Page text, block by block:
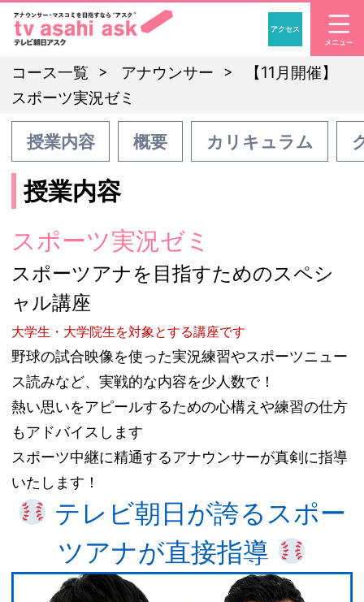
「アナウンサー・マ
アクセス
コース一覧 アナウンサー
【11月開催】
スポーツ実況ゼミ
授業内容 概要 カリキュラム
授業内容
スポーツ実況ゼミ
スポーツアナを目指すためのスペシ
ャル講座
大学生・大学院生を対象とする講座です
野球の試合映像を使った実況練習やスポーツニュー
ス読みなど、実戦的な内容を少人数で！
熱い思いをアピールするための心構えや練習の仕方
もアドバイスします
スポーツ中継に精通するアナウンサーが真剣に指導
いたします！
テレビ朝日が誇るスポー
ツアナが直接指導